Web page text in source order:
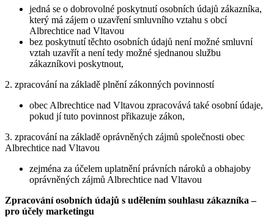
jedná se o dobrovolné poskytnutí osobních údajů zákazníka,
který má zájem o uzavření smluvního vztahu s obcí
Albrechtice nad Vltavou
bez poskytnutí těchto osobních údajů není možné smluvní
vztah uzavřít a není tedy možné sjednanou službu
zákazníkovi poskytnout,
2. zpracování na základě plnění zákonných povinností
obec Albrechtice nad Vltavou zpracovává také osobní údaje,
pokud jí tuto povinnost přikazuje zákon,
3. zpracování na základě oprávněných zájmů společnosti obec
Albrechtice nad Vltavou
zejména za účelem uplatnění právních nároků a obhajoby
oprávněných zájmů Albrechtice nad Vltavou
Zpracování osobních údajů s udělením souhlasu zákazníka –
pro účely marketingu